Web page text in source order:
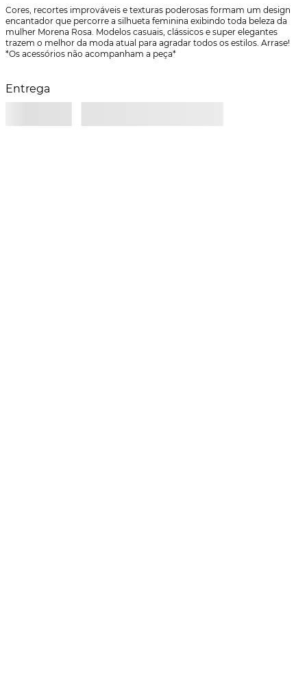
Cores, recortes improváveis e texturas poderosas formam um design
encantador que percorre a silhueta feminina exibindo toda beleza da
mulher Morena Rosa. Modelos casuais, clássicos e super elegantes
trazem o melhor da moda atual para agradar todos os estilos. Arrase!
*Os acessórios não acompanham a peça*
Entrega